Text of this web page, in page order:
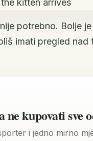
potrebno. Bolje
imati pregled nad
kupovati sve
i jedno mirno